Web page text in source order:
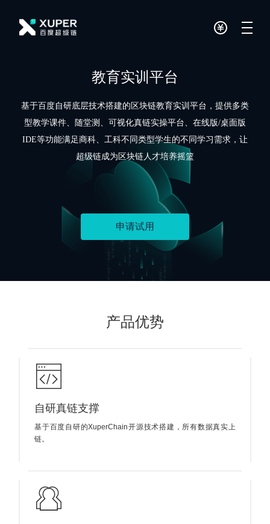
教育实训平台
基于百度自研底层技术搭建的区块链教育实训平台，提供多类
型教学课件、随堂测、可视化真链实操平台、在线版/桌面版
IDE等功能满足商科、工科不同类型学生的不同学习需求，让
超级链成为区块链人才培养摇篮
申请试用
产品优势
自研真链支撑
基于百度自研的XuperChain开源技术搭建，所有数据真实上
链。